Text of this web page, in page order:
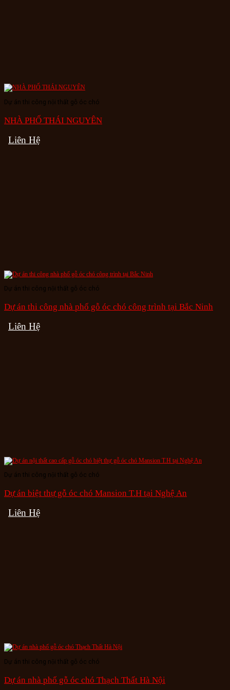
Dự án thi công nội thất gỗ óc chó
NHÀ PHỐ THÁI NGUYÊN
Liên Hệ
Dự án thi công nội thất gỗ óc chó
Dự án thi công nhà phố gỗ óc chó công trình tại Bắc Ninh
Liên Hệ
Dự án thi công nội thất gỗ óc chó
Dự án biệt thự gỗ óc chó Mansion T.H tại Nghệ An
Liên Hệ
Dự án thi công nội thất gỗ óc chó
Dự án nhà phố gỗ óc chó Thạch Thất Hà Nội